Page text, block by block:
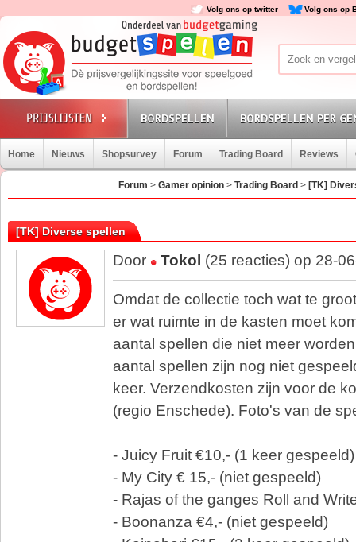
Volg ons op twitter Volg ons op
BORDSPELLEN BORDSPELLEN PER
Home Nieuws Shopsurvey Forum Trading Board Reviews
Forum >Gamer opinion >Trading Board > [TK]
[TK] Diverse spellen
Door Tokol (25 reacties) op 28-
Omdat de collectie toch wat te
er wat ruimte in de kasten moet
aantal spellen die niet meer
aantal spellen zijn nog niet
keer. Verzendkosten zijn voor de
(regio Enschede). Foto's van de
- Juicy Fruit €10,- (1 keer gespeeld)
- My City € 15,- (niet gespeeld)
- Rajas of the ganges Roll and
- Boonanza €4,- (niet gespeeld)